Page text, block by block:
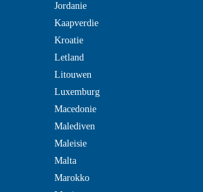
Jordanie
Kaapverdie
Kroatie
Letland
Litouwen
Luxemburg
Macedonie
Malediven
Maleisie
Malta
Marokko